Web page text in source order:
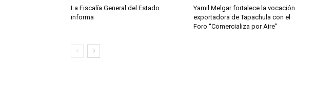
La Fiscalía General del Estado
informa
Yamil Melgar fortalece la vocación
exportadora de Tapachula con el
Foro “Comercializa por Aire”